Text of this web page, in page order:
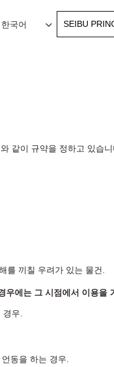
한국어 SEIBU
같이 규약을 정하고 있습
를 끼칠 우려가 있는 물건.
우에는 그 시점에서 이용을
우.
동을 하는 경우.